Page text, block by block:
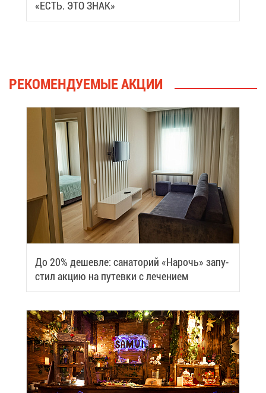
«ЕСТЬ. ЭТО ЗНАК»
РЕ­КО­МЕН­ДУ­Е­МЫЕ АК­ЦИИ
До 20% де­шев­ле: са­на­то­рий «На­рочь» за­пу­
стил ак­цию на пу­тев­ки с ле­че­ни­ем